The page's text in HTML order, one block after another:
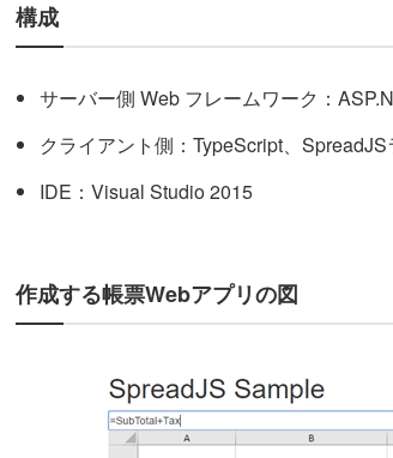
構成
サーバー側 Web フレームワーク：
クライアント側：TypeScript、SpreadJS
IDE：Visual Studio 2015
作成する帳票Webアプリの図